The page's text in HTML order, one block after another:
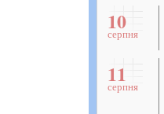
10
серпня
11
серпня